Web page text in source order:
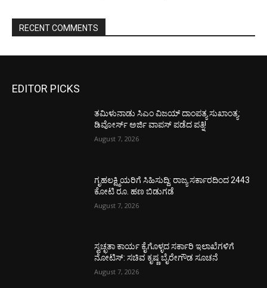
RECENT COMMENTS
EDITOR PICKS
ತಮಿಳುನಾಡು ಸಿಎಂ ವಿಜಯ್‌ ದಾಂಪತ್ಯ ಸುಖಾಂತ್ಯ:
ಡಿವೋರ್ಸ್‌ ಅರ್ಜಿ ವಾಪಸ್‌ ಪಡೆದ ಪತ್ನಿ!
August 7, 2026
ಗೃಹಲಕ್ಷ್ಮಿಯರಿಗೆ ಸಿಹಿಸುದ್ದಿ: ರಾಜ್ಯ ಸರ್ಕಾರದಿಂದ 2443
ಕೋಟಿ ರೂ. ಹಣ ಬಿಡುಗಡೆ
August 7, 2026
ಸ್ವಚ್ಛತಾ ಕಾರ್ಯ ಕೈಗೊಳ್ಳದ ಸರ್ಕಾರಿ ಇಲಾಖೆಗಳಿಗೆ
ನೋಟಿಸ್: ಸಚಿವ ಕೃಷ್ಣ ಬೈರೇಗೌಡ ಸೂಚನೆ
August 7, 2026